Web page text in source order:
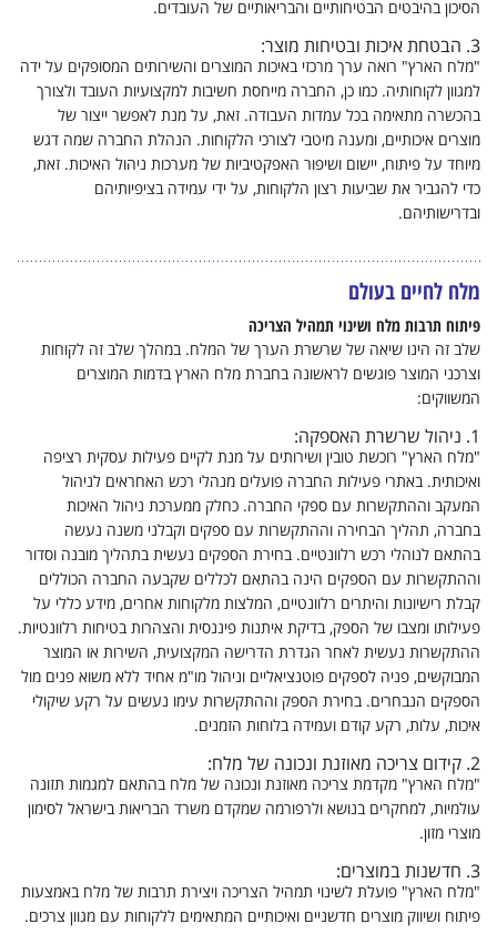
הסיכון בהיבטים הבטיחותיים והבריאותיים של העובדים.
3. הבטחת איכות ובטיחות מוצר:
"מלח הארץ" רואה ערך מרכזי באיכות המוצרים והשירותים המסופקים על ידה
למגוון לקוחותיה. כמו כן, החברה מייחסת חשיבות למקצועיות העובד ולצורך
בהכשרה מתאימה בכל עמדות העבודה. זאת, על מנת לאפשר ייצור של
מוצרים איכותיים, ומענה מיטבי לצורכי הלקוחות. הנהלת החברה שמה דגש
מיוחד על פיתוח, יישום ושיפור האפקטיביות של מערכות ניהול האיכות. זאת,
כדי להגביר את שביעות רצון הלקוחות, על ידי עמידה בציפיותיהם
ובדרישותיהם.
מלח לחיים בעולם
פיתוח תרבות מלח ושינוי תמהיל הצריכה
שלב זה הינו שיאה של שרשרת הערך של המלח. במהלך שלב זה לקוחות
וצרכני המוצר פוגשים לראשונה בחברת מלח הארץ בדמות המוצרים
המשווקים:
1. ניהול שרשרת האספקה:
"מלח הארץ" רוכשת טובין ושירותים על מנת לקיים פעילות עסקית רציפה
ואיכותית. באתרי פעילות החברה פועלים מנהלי רכש האחראים לניהול
המעקב וההתקשרות עם ספקי החברה. כחלק ממערכת ניהול האיכות
בחברה, תהליך הבחירה וההתקשרות עם ספקים וקבלני משנה נעשה
בהתאם לנוהלי רכש רלוונטיים. בחירת הספקים נעשית בתהליך מובנה וסדור
וההתקשרות עם הספקים הינה בהתאם לכללים שקבעה החברה הכוללים
קבלת רישיונות והיתרים רלוונטיים, המלצות מלקוחות אחרים, מידע כללי על
פעילותו ומצבו של הספק, בדיקת איתנות פיננסית והצהרות בטיחות רלוונטיות.
ההתקשרות נעשית לאחר הגדרת הדרישה המקצועית, השירות או המוצר
המבוקשים, פניה לספקים פוטנציאליים וניהול מו"מ אחיד ללא משוא פנים מול
הספקים הנבחרים. בחירת הספק וההתקשרות עימו נעשים על רקע שיקולי
איכות, עלות, רקע קודם ועמידה בלוחות הזמנים.
2. קידום צריכה מאוזנת ונכונה של מלח:
"מלח הארץ" מקדמת צריכה מאוזנת ונכונה של מלח בהתאם למגמות תזונה
עולמיות, למחקרים בנושא ולרפורמה שמקדם משרד הבריאות בישראל לסימון
מוצרי מזון.
3. חדשנות במוצרים:
"מלח הארץ" פועלת לשינוי תמהיל הצריכה ויצירת תרבות של מלח באמצעות
פיתוח ושיווק מוצרים חדשניים ואיכותיים המתאימים ללקוחות עם מגוון צרכים.